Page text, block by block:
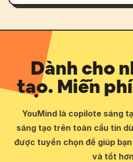
Dành cho
tạo. Miễn
YouMind là copilote sáng
sáng tạo trên toàn cầu tin
được tuyển chọn để giúp
và tốt